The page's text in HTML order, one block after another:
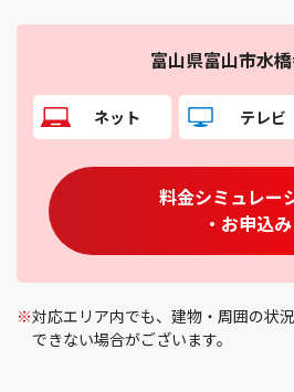
富山県富山市水
ネット テレビ
料金シミュレー
・お申込み
※対応エリア内でも、建物・周囲の状
できない場合がございます。